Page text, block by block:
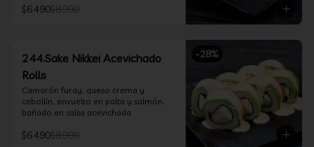
$6.490$8.990
-28%
244.Sake Nikkei Acevichado
Rolls
Camarón furay, queso crema y
cebollín, envuelto en palta y salmón,
bañado en salsa acevichada
$6.490$8.990